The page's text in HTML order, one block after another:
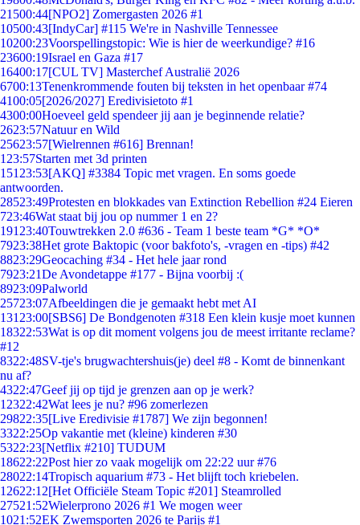
21500:44[NPO2] Zomergasten 2026 #1
10500:43[IndyCar] #115 We're in Nashville Tennessee
10200:23Voorspellingstopic: Wie is hier de weerkundige? #16
23600:19Israel en Gaza #17
16400:17[CUL TV] Masterchef Australië 2026
6700:13Tenenkrommende fouten bij teksten in het openbaar #74
4100:05[2026/2027] Eredivisietoto #1
4300:00Hoeveel geld spendeer jij aan je beginnende relatie?
2623:57Natuur en Wild
25623:57[Wielrennen #616] Brennan!
1 23:57Starten met 3d printen
151 23:53[AKQ] #3384 Topic met vragen. En soms goede
antwoorden.
28523:49Protesten en blokkades van Extinction Rebellion #24 Eieren
723:46Wat staat bij jou op nummer 1 en 2?
191 23:40Touwtrekken 2.0 #636 - Team 1 beste team *G* *O*
7923:38Het grote Baktopic (voor bakfoto's, -vragen en -tips) #42
8823:29Geocaching #34 - Het hele jaar rond
7923:21De Avondetappe #177 - Bijna voorbij :(
8923:09Palworld
25723:07Afbeeldingen die je gemaakt hebt met AI
131 23:00[SBS6] De Bondgenoten #318 Een klein kusje moet kunnen
18322:53Wat is op dit moment volgens jou de meest irritante reclame?
#12
8322:48SV-tje's brugwachtershuis(je) deel #8 - Komt de binnenkant
nu af?
4322:47Geef jij op tijd je grenzen aan op je werk?
12322:42Wat lees je nu? #96 zomerlezen
29822:35[Live Eredivisie #1787] We zijn begonnen!
3322:25Op vakantie met (kleine) kinderen #30
5322:23[Netflix #210] TUDUM
18622:22Post hier zo vaak mogelijk om 22:22 uur #76
28022:14Tropisch aquarium #73 - Het blijft toch kriebelen.
12622:12[Het Officiële Steam Topic #201] Steamrolled
27521:52Wielerprono 2026 #1 We mogen weer
1021:52EK Zwemsporten 2026 te Parijs #1